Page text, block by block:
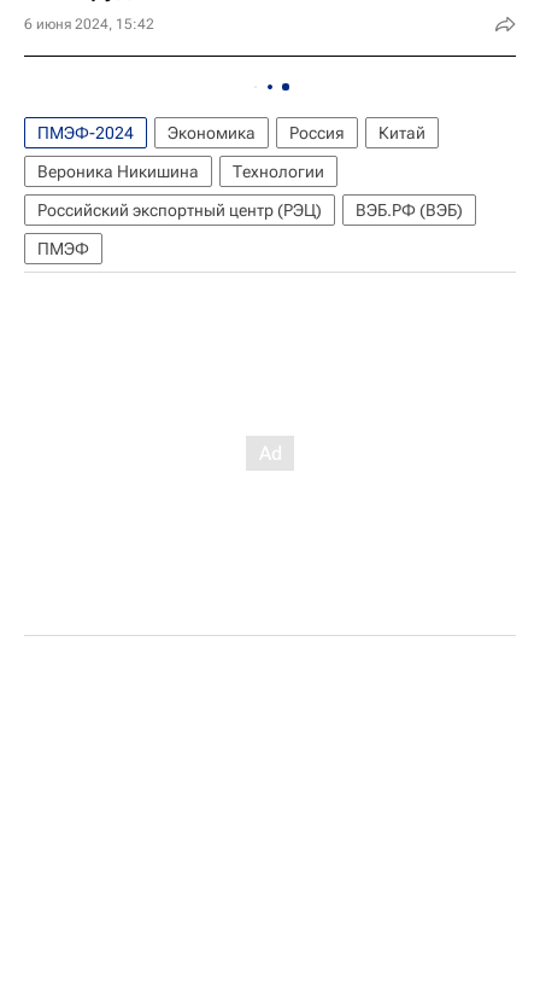
6 июня 2024, 15:42
ПМЭФ-2024 Экономика Россия
Китай
Вероника Никишина
Технологии
Российский экспортный центр (РЭЦ)
ВЭБ.РФ (ВЭБ)
ПМЭФ